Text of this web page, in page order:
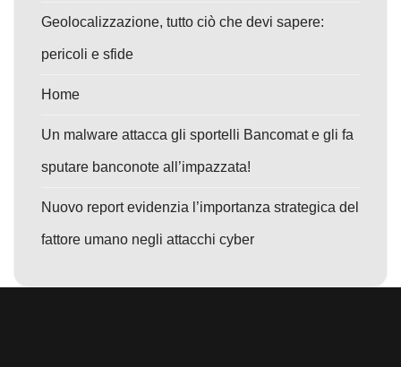
Geolocalizzazione, tutto ciò che devi sapere:
pericoli e sfide
Home
Un malware attacca gli sportelli Bancomat e gli fa
sputare banconote all’impazzata!
Nuovo report evidenzia l’importanza strategica del
fattore umano negli attacchi cyber